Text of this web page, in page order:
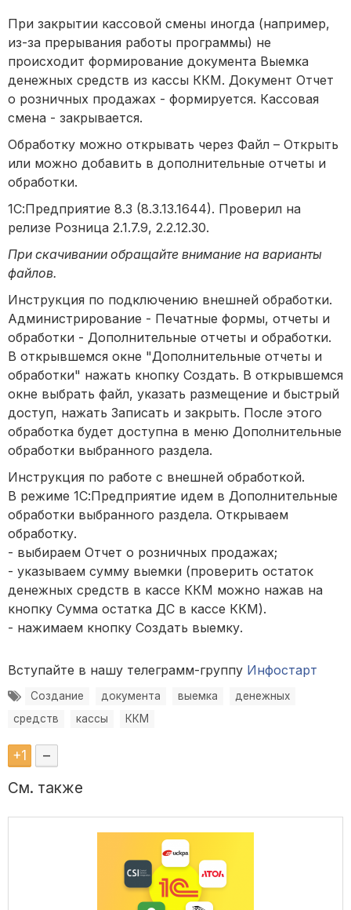
При закрытии кассовой смены иногда (например,
из-за прерывания работы программы) не
происходит формирование документа Выемка
денежных средств из кассы ККМ. Документ Отчет
о розничных продажах - формируется. Кассовая
смена - закрывается.
Обработку можно открывать через Файл – Открыть
или можно добавить в дополнительные отчеты и
обработки.
1С:Предприятие 8.3 (8.3.13.1644). Проверил на
релизе Розница 2.1.7.9, 2.2.12.30.
При скачивании обращайте внимание на варианты
файлов.
Инструкция по подключению внешней обработки.
Администрирование - Печатные формы, отчеты и
обработки - Дополнительные отчеты и обработки.
В открывшемся окне "Дополнительные отчеты и
обработки" нажать кнопку Создать. В открывшемся
окне выбрать файл, указать размещение и быстрый
доступ, нажать Записать и закрыть. После этого
обработка будет доступна в меню Дополнительные
обработки выбранного раздела.
Инструкция по работе с внешней обработкой.
В режиме 1С:Предприятие идем в Дополнительные
обработки выбранного раздела. Открываем
обработку.
- выбираем Отчет о розничных продажах;
- указываем сумму выемки (проверить остаток
денежных средств в кассе ККМ можно нажав на
кнопку Сумма остатка ДС в кассе ККМ).
- нажимаем кнопку Создать выемку.
Вступайте в нашу телеграмм-группу Инфостарт
Создание документа выемка
денежных
средств
кассы ККМ
+1 –
См. также